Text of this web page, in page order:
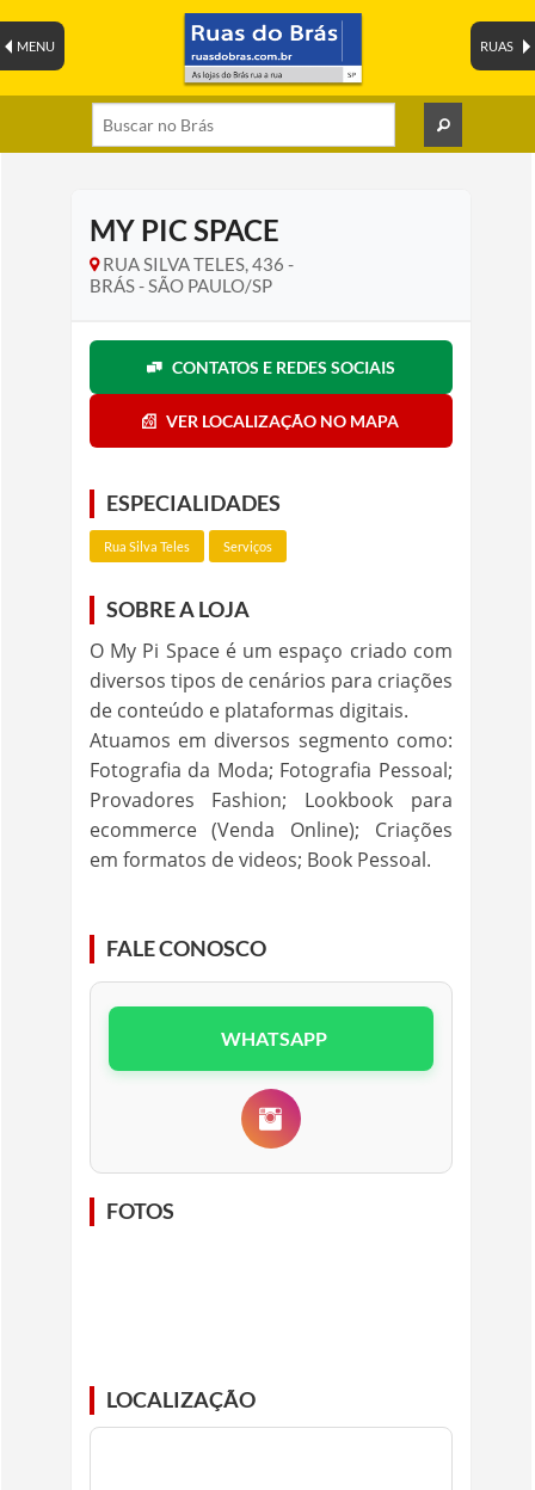
RUAS
MENU
MY PIC SPACE
RUA SILVA TELES, 436 -
BRÁS - SÃO PAULO/SP
CONTATOS E REDES SOCIAIS
VER LOCALIZAÇÃO NO MAPA
ESPECIALIDADES
Rua Silva Teles Serviços
SOBRE A LOJA
O My Pi Space é um espaço criado com
diversos tipos de cenários para criações
de conteúdo e plataformas digitais.
Atuamos em diversos segmento como:
Fotografia da Moda; Fotografia Pessoal;
Provadores Fashion; Lookbook para
ecommerce (Venda Online); Criações
em formatos de videos; Book Pessoal.
FALE CONOSCO
WHATSAPP
FOTOS
LOCALIZAÇÃO